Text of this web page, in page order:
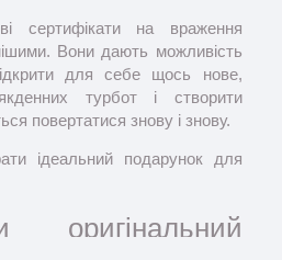
сертифікати на враження
Вони дають можливість
для себе щось нове,
турбот і створити
повертатися знову і знову.
ідеальний подарунок для